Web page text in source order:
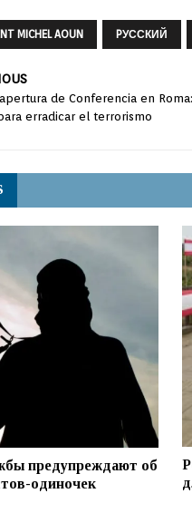
MICHEL AOUN PУССКИЙ
de Conferencia en
erradicar el terrorismo
предупреждают об
одиночек